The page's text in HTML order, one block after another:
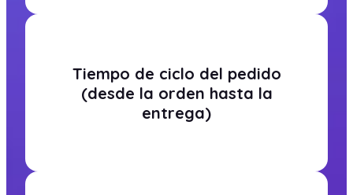
Tiempo de ciclo del pedido
(desde la orden hasta la
entrega)